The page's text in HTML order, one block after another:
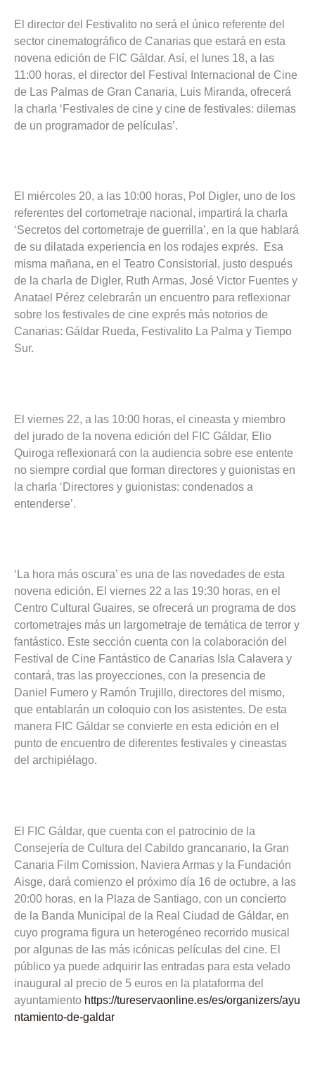
El director del Festivalito no será el único referente del
sector cinematográfico de Canarias que estará en esta
novena edición de FIC Gáldar. Así, el lunes 18, a las
11:00 horas, el director del Festival Internacional de Cine
de Las Palmas de Gran Canaria, Luis Miranda, ofrecerá
la charla ‘Festivales de cine y cine de festivales: dilemas
de un programador de películas’.
El miércoles 20, a las 10:00 horas, Pol Digler, uno de los
referentes del cortometraje nacional, impartirá la charla
‘Secretos del cortometraje de guerrilla’, en la que hablará
de su dilatada experiencia en los rodajes exprés. Esa
misma mañana, en el Teatro Consistorial, justo después
de la charla de Digler, Ruth Armas, José Victor Fuentes y
Anatael Pérez celebrarán un encuentro para reflexionar
sobre los festivales de cine exprés más notorios de
Canarias: Gáldar Rueda, Festivalito La Palma y Tiempo
Sur.
El viernes 22, a las 10:00 horas, el cineasta y miembro
del jurado de la novena edición del FIC Gáldar, Elio
Quiroga reflexionará con la audiencia sobre ese entente
no siempre cordial que forman directores y guionistas en
la charla ‘Directores y guionistas: condenados a
entenderse’.
‘La hora más oscura’ es una de las novedades de esta
novena edición. El viernes 22 a las 19:30 horas, en el
Centro Cultural Guaires, se ofrecerá un programa de dos
cortometrajes más un largometraje de temática de terror y
fantástico. Este sección cuenta con la colaboración del
Festival de Cine Fantástico de Canarias Isla Calavera y
contará, tras las proyecciones, con la presencia de
Daniel Fumero y Ramón Trujillo, directores del mismo,
que entablarán un coloquio con los asistentes. De esta
manera FIC Gáldar se convierte en esta edición en el
punto de encuentro de diferentes festivales y cineastas
del archipiélago.
El FIC Gáldar, que cuenta con el patrocinio de la
Consejería de Cultura del Cabildo grancanario, la Gran
Canaria Film Comission, Naviera Armas y la Fundación
Aisge, dará comienzo el próximo día 16 de octubre, a las
20:00 horas, en la Plaza de Santiago, con un concierto
de la Banda Municipal de la Real Ciudad de Gáldar, en
cuyo programa figura un heterogéneo recorrido musical
por algunas de las más icónicas películas del cine. El
público ya puede adquirir las entradas para esta velado
inaugural al precio de 5 euros en la plataforma del
ayuntamiento https://tureservaonline.es/es/organizers/ayu
ntamiento-de-galdar